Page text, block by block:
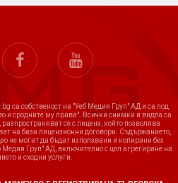
са собственост на "Уеб Медия Груп" АД и са под
и сродните му права". Всички снимки и видеа са
се с лиценз, който позволява
на база лицензионни договори. Съдържанието,
не могат да бъдат използвани и копирани без
Груп" АД, включително с цел агрегиране на
и сходни услуги.